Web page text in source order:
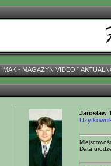
IMAK - MAGAZYN VIDEO ˇ
Jarosław
Data